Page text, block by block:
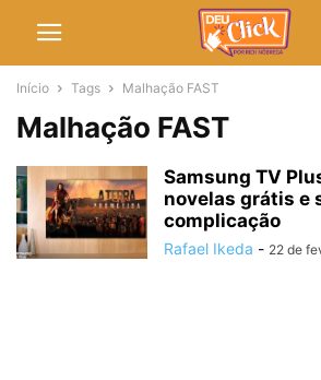
Início Tags Malhação FAST
Malhação FAST
Samsung TV
novelas grátis e
complicação
Rafael Ikeda - 22 de